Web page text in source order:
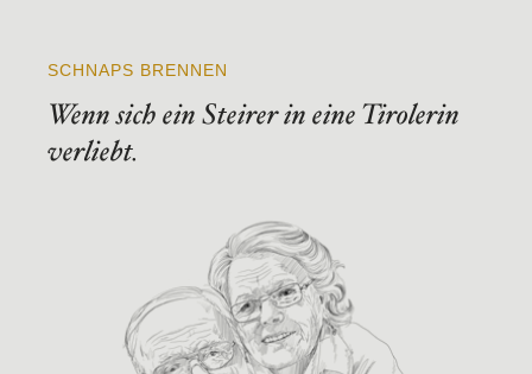
SCHNAPS BRENNEN
Wenn sich ein Steirer in eine Tirolerin
verliebt.